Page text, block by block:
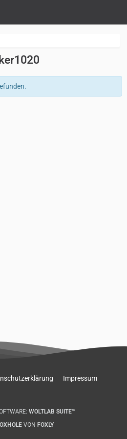
Impressum
WOLTLAB SUITE™
VON FOXLY